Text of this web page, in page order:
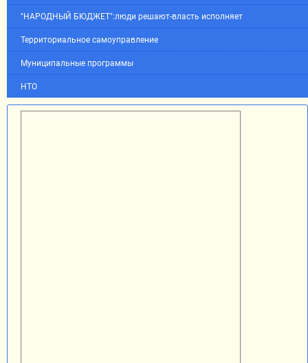
"НАРОДНЫЙ БЮДЖЕТ":люди решают-власть исполняет
Территориальное самоуправление
Муниципальные программы
НТО